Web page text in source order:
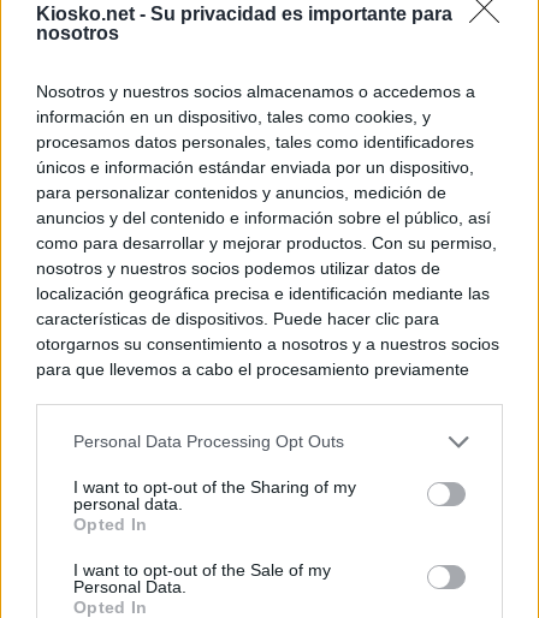
Kiosko.net - Su privacidad es importante para
nosotros
Nosotros y nuestros socios almacenamos o accedemos a
información en un dispositivo, tales como cookies, y
procesamos datos personales, tales como identificadores
únicos e información estándar enviada por un dispositivo,
para personalizar contenidos y anuncios, medición de
anuncios y del contenido e información sobre el público, así
como para desarrollar y mejorar productos. Con su permiso,
nosotros y nuestros socios podemos utilizar datos de
localización geográfica precisa e identificación mediante las
características de dispositivos. Puede hacer clic para
otorgarnos su consentimiento a nosotros y a nuestros socios
para que llevemos a cabo el procesamiento previamente
negar su consentimiento. Tenga en cuenta que algún
de su consentimiento, pero usted tiene el derecho de
rechazar tal procesamiento. Sus preferencias se aplicarán
cualquier momento entrando de nuevo en este sitio web o
visitando nuestra política de privacidad.
Personal Data Processing Opt Outs
I want to opt-out of the Sharing of my
personal data.
Opted In
I want to opt-out of the Sale of my
Personal Data.
Opted In